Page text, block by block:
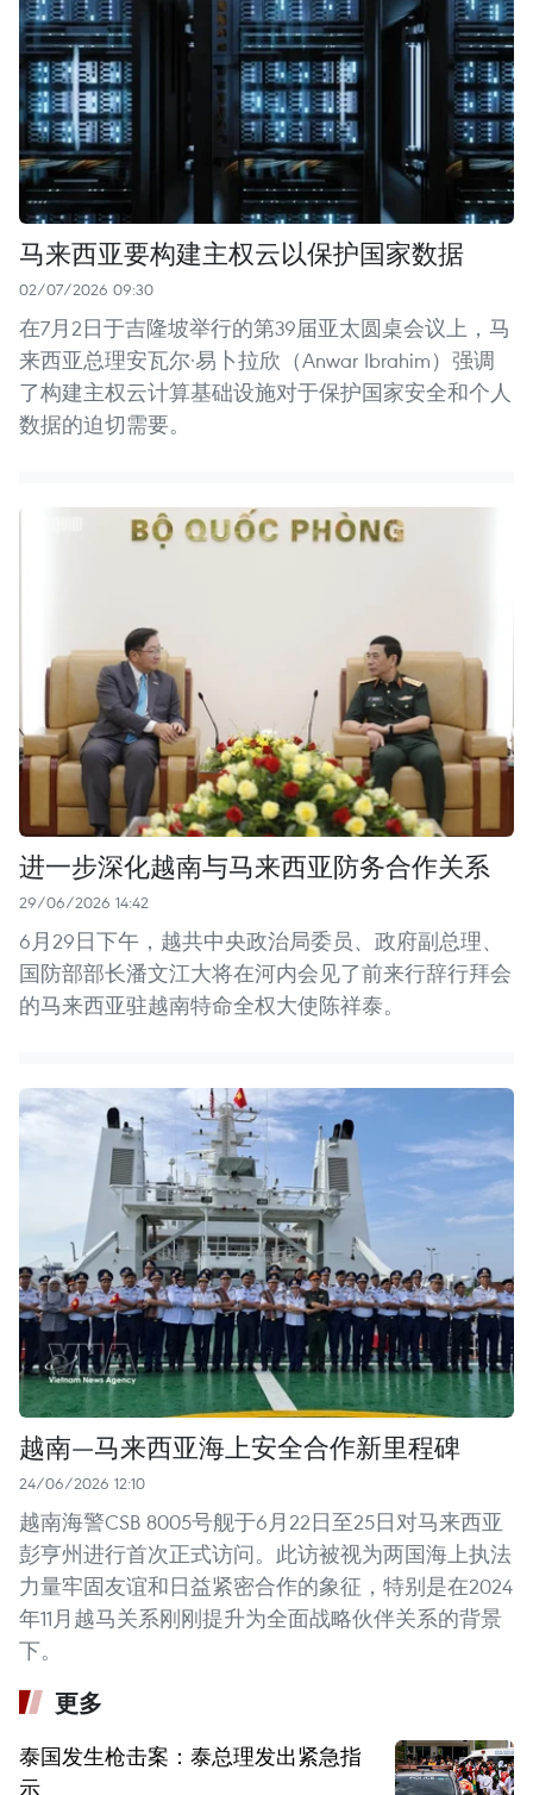
马来西亚要构建主权云以保护国家数据
02/07/2026 09:30
在7月2日于吉隆坡举行的第39届亚太圆桌会议上，马
来西亚总理安瓦尔·易卜拉欣（Anwar Ibrahim）强调
了构建主权云计算基础设施对于保护国家安全和个人
数据的迫切需要。
进一步深化越南与马来西亚防务合作关系
29/06/2026 14:42
6月29日下午，越共中央政治局委员、政府副总理、
国防部部长潘文江大将在河内会见了前来行辞行拜会
的马来西亚驻越南特命全权大使陈祥泰。
越南—马来西亚海上安全合作新里程碑
24/06/2026 12:10
越南海警CSB 8005号舰于6月22日至25日对马来西亚
彭亨州进行首次正式访问。此访被视为两国海上执法
力量牢固友谊和日益紧密合作的象征，特别是在2024
年11月越马关系刚刚提升为全面战略伙伴关系的背景
下。
更多
泰国发生枪击案：泰总理发出紧急指
示